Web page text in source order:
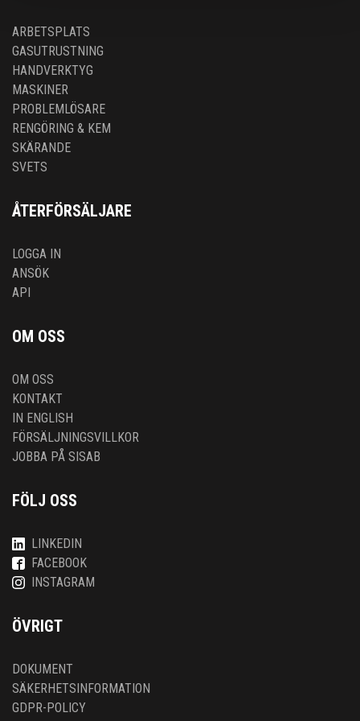
ARBETSPLATS
GASUTRUSTNING
HANDVERKTYG
MASKINER
PROBLEMLÖSARE
RENGÖRING & KEM
SKÄRANDE
SVETS
ÅTERFÖRSÄLJARE
LOGGA IN
ANSÖK
API
OM OSS
OM OSS
KONTAKT
IN ENGLISH
FÖRSÄLJNINGSVILLKOR
JOBBA PÅ SISAB
FÖLJ OSS
LINKEDIN
FACEBOOK
INSTAGRAM
ÖVRIGT
DOKUMENT
SÄKERHETSINFORMATION
GDPR-POLICY